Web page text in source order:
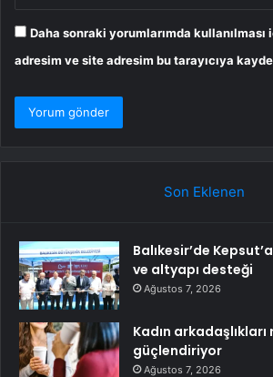
Daha sonraki yorumlarımda kullanılması
adresim ve site adresim bu tarayıcıya
Son Eklenen
Balıkesir’de
ve altyapı desteği
Ağustos 7, 2026
Kadın arkadaşlıkları
güçlendiriyor
Ağustos 7, 2026